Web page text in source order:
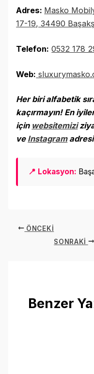
Adres: Masko
17-19, 34490
Telefon: ‪0532 178
Web:
Her biri alfabetik
kaçırmayın! En
için websitemizi
ve Instagram
📍 Lokasyon:
ÖNCEKI
SONRAKI
Benzer